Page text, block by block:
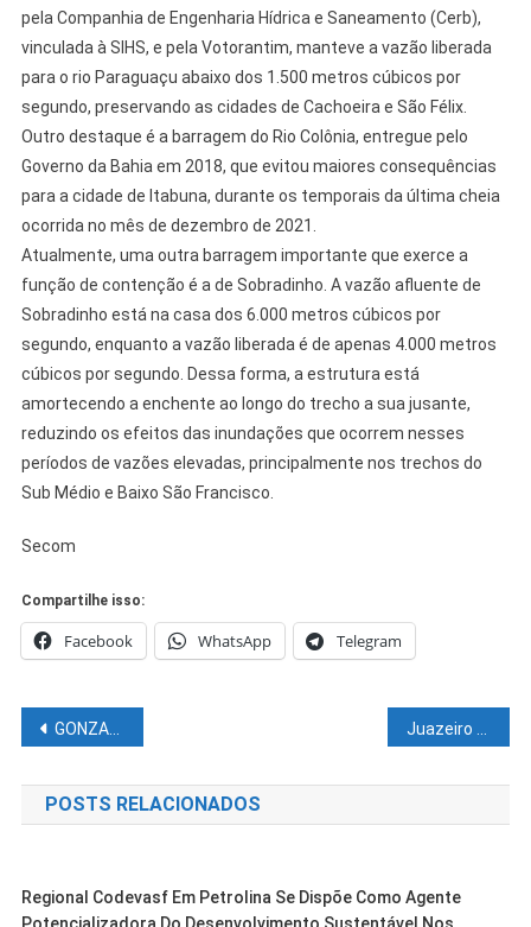
pela Companhia de Engenharia Hídrica e Saneamento (Cerb),
vinculada à SIHS, e pela Votorantim, manteve a vazão liberada
para o rio Paraguaçu abaixo dos 1.500 metros cúbicos por
segundo, preservando as cidades de Cachoeira e São Félix.
Outro destaque é a barragem do Rio Colônia, entregue pelo
Governo da Bahia em 2018, que evitou maiores consequências
para a cidade de Itabuna, durante os temporais da última cheia
ocorrida no mês de dezembro de 2021.
Atualmente, uma outra barragem importante que exerce a
função de contenção é a de Sobradinho. A vazão afluente de
Sobradinho está na casa dos 6.000 metros cúbicos por
segundo, enquanto a vazão liberada é de apenas 4.000 metros
cúbicos por segundo. Dessa forma, a estrutura está
amortecendo a enchente ao longo do trecho a sua jusante,
reduzindo os efeitos das inundações que ocorrem nesses
períodos de vazões elevadas, principalmente nos trechos do
Sub Médio e Baixo São Francisco.
Secom
Compartilhe isso:
Facebook WhatsApp Telegram
Navegação
de
Post
GONZAGA PATRIOTA DEDICA AGENDA PARA VISITAS E REUNIÕES POLÍTICAS EM PERNAMBUCO Juazeiro registra 305 novos casos da Covid-19 nesta terça-feira
POSTS RELACIONADOS
Regional Codevasf Em Petrolina Se Dispõe Como Agente